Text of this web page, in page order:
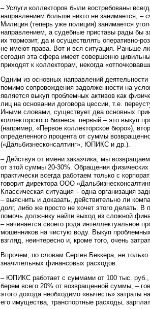
– Услуги коллекторов были востребованы
направлением больше никто не занимается, –
Милиция (теперь уже полиция) занимается
направлением, а судебные приставы рады бы
их тормозит, да и осуществлять оперативно-
не имеют права. Вот и вся ситуация. Раньше
сегодня эта сфера имеет совершенно
приходят к коллекторам, некогда
Одним из основных направлений деятельности
помимо сопровождения задолженности на
является выкуп проблемных активов как
лиц на основании договора цессии, т.е.
Иными словами, существует два основных
коллекторского бизнеса: первый – это выкуп
(например, «Первое коллекторское бюро»),
определенного процента от суммы
(«Дальбизнесконсалтинг», ЮПИКС и др.).
– Действуя от имени заказчика, мы
от этой суммы 20-30%. Обращения
практически всегда работаем только с
говорит директора ООО
Классическая ситуация – одна организация
– выяснить и доказать, действительно ли
долг, либо же просто не хочет этого делать. В
помочь должнику найти выход из сложной
– начинается своего рода интеллектуальное
мошенников на чистую воду. Выкуп
взгляд, неинтересно и, кроме того, очень
Впрочем, по словам Сергея Беккера, не только
значительных финансовых расходов.
– ЮПИКС работает с суммами от 100 тыс. руб.,
берем всего 20% от возвращенной суммы, –
этого дохода необходимо «вычесть» затраты
его имущества, транспортные расходы,